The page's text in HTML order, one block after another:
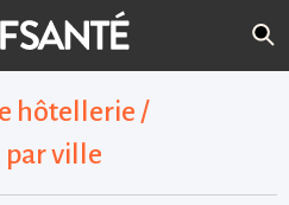
hôtellerie /
ville